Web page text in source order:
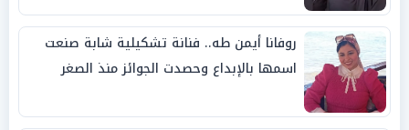
روفانا أيمن طه.. فنانة تشكيلية شابة صنعت
اسمها بالإبداع وحصدت الجوائز منذ الصغر